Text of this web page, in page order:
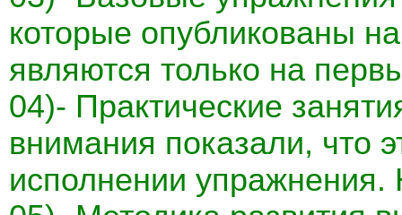
которые опубликованы
являются только на
04)- Практические
внимания показали, что
исполнении упражнения.